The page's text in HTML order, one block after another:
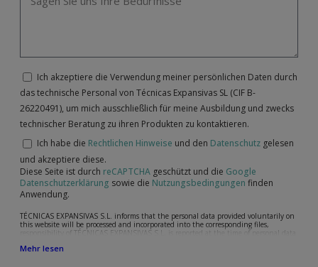
Ich akzeptiere die Verwendung meiner persönlichen Daten durch
das technische Personal von Técnicas Expansivas SL (CIF B-
26220491), um mich ausschließlich für meine Ausbildung und zwecks
technischer Beratung zu ihren Produkten zu kontaktieren.
Ich habe die Rechtlichen Hinweise und den Datenschutz gelesen
und akzeptiere diese.
Diese Seite ist durch reCAPTCHA geschützt und die Google
Datenschutzerklärung sowie die Nutzungsbedingungen finden
Anwendung.
TÉCNICAS EXPANSIVAS S.L. informs that the personal data provided voluntarily on
this website will be processed and incorporated into the corresponding files,
responsibility of TÉCNICAS EXPANSIVAS S.L, is reported at the time of personal data
following: attention to your referred request, complaint or question, established
Mehr lesen